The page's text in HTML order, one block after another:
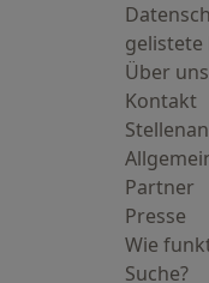
gelistete
Über uns
Kontakt
Partner
Presse
Wie
Suche?